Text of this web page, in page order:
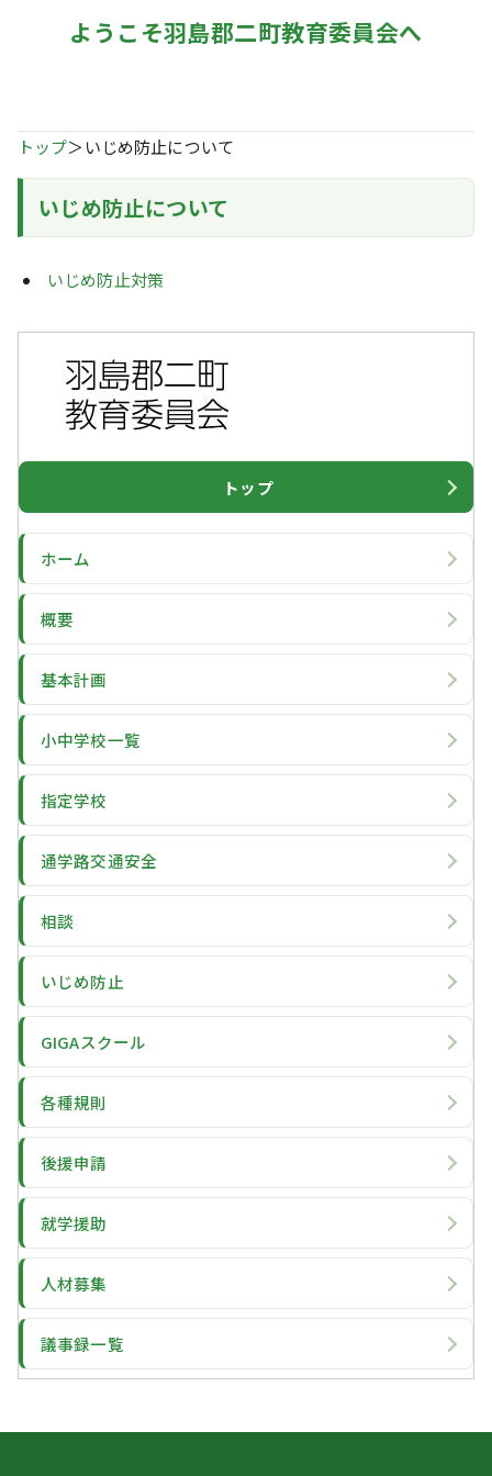
ようこそ羽島郡二町教育委員会へ
トップ＞いじめ防止について
いじめ防止について
いじめ防止対策
トップ
ホーム
概要
基本計画
小中学校一覧
指定学校
通学路交通安全
相談
いじめ防止
GIGAスクール
各種規則
後援申請
就学援助
人材募集
議事録一覧